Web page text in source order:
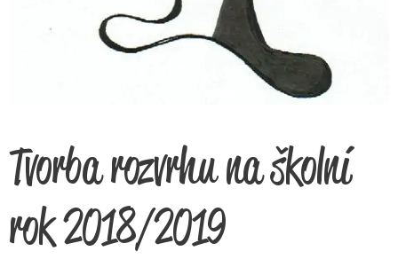
Tvorba rozvrhu na školní
rok 2018/2019